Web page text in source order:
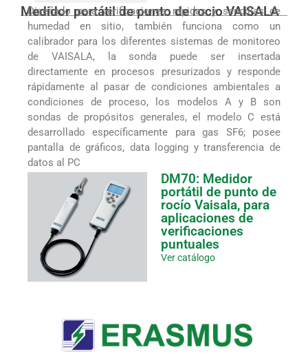
Medidor portátil de punto de rocio VAISALA
Diseñado para verificaciones rápidas y sencillas de
humedad en sitio, también funciona como un
calibrador para los diferentes sistemas de monitoreo
de VAISALA, la sonda puede ser insertada
directamente en procesos presurizados y responde
rápidamente al pasar de condiciones ambientales a
condiciones de proceso, los modelos A y B son
sondas de propósitos generales, el modelo C está
desarrollado específicamente para gas SF6; posee
pantalla de gráficos, data logging y transferencia de
datos al PC
DM70: Medidor
portátil de punto de
rocío Vaisala, para
aplicaciones de
verificaciones
puntuales
Ver catálogo